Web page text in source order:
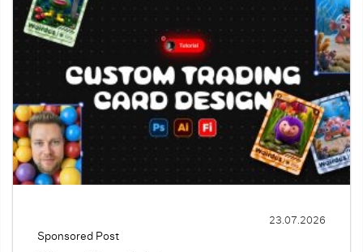
Sponsored Post
23.07.2026